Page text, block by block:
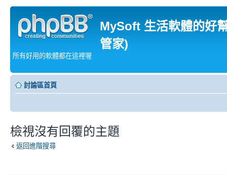
MySoft 生活軟體的好
管家)
所有好用的軟體都在這裡喔
討論區首頁
檢視沒有回覆的主題
返回進階搜尋